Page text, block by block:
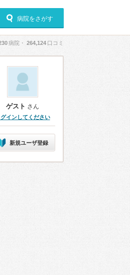
病院をさがす
病院・ 264,124 口コミ
ゲスト さん
グインしてください
新規ユーザ登録